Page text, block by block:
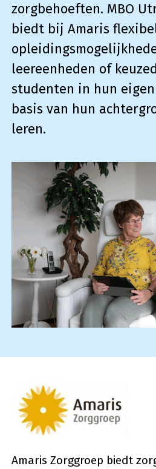
zorgbehoeften. MBO
biedt bij Amaris
leereenheden of
studenten in hun
basis van hun
leren.
Amaris Zorggroep biedt